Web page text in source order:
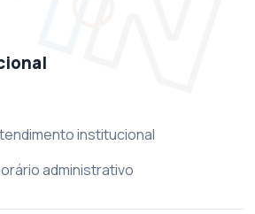
institucional
administrativo